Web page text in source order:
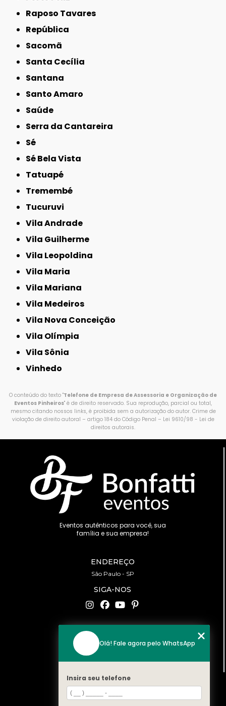
Raposo Tavares
República
Sacomã
Santa Cecília
Santana
Santo Amaro
Saúde
Serra da Cantareira
Sé
Sé Bela Vista
Tatuapé
Tremembé
Tucuruvi
Vila Andrade
Vila Guilherme
Vila Leopoldina
Vila Maria
Vila Mariana
Vila Medeiros
Vila Nova Conceição
Vila Olímpia
Vila Sônia
Vinhedo
O conteúdo do texto "Telefone de Empresa de Assessoria e Organização de
Eventos Pinheiros" é de direito reservado. Sua reprodução, parcial ou total,
mesmo citando nossos links, é proibida sem a autorização do autor. Crime de
violação de direito autoral – artigo 184 do Código Penal – Lei 9610/98 - Lei de
direitos autorais.
Eventos autênticos para você, sua
família e sua empresa!
ENDEREÇO
São Paulo - SP
SIGA-NOS
CONTATO
(11) 94519-2422
contato@bonfattieventos.com.br
MENU
HOME
Olá! Fale agora pelo WhatsApp
Insira seu telefone